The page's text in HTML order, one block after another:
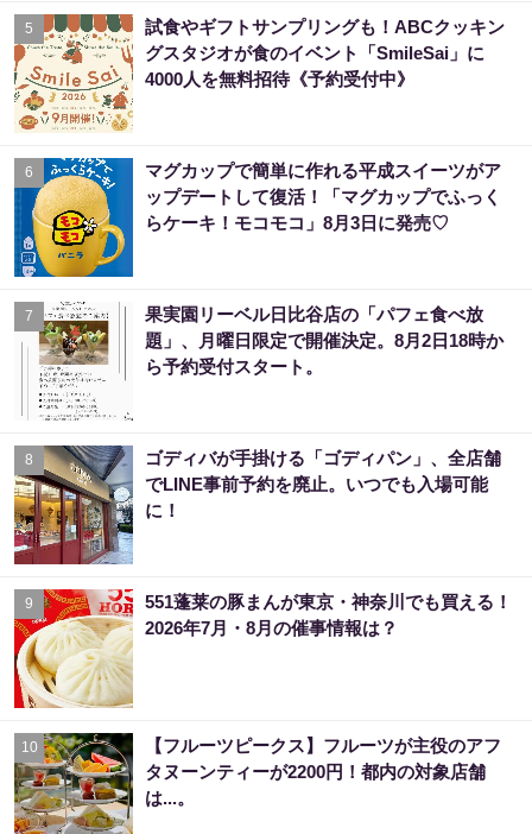
5
試食やギフトサンプリングも！ABCクッキン
グスタジオが食のイベント「SmileSai」に
4000人を無料招待《予約受付中》
6
マグカップで簡単に作れる平成スイーツがア
ップデートして復活！「マグカップでふっく
らケーキ！モコモコ」8月3日に発売♡
7
果実園リーベル日比谷店の「パフェ食べ放
題」、月曜日限定で開催決定。8月2日18時か
ら予約受付スタート。
8
ゴディバが手掛ける「ゴディパン」、全店舗
でLINE事前予約を廃止。いつでも入場可能
に！
9
551蓬莱の豚まんが東京・神奈川でも買える！
2026年7月・8月の催事情報は？
10
【フルーツピークス】フルーツが主役のアフ
タヌーンティーが2200円！都内の対象店舗
は...。